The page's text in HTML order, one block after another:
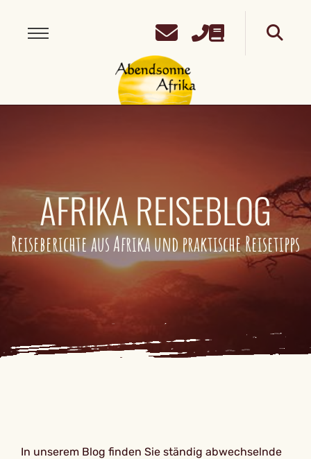
AFRIKA REISEBLOG
Reiseberichte aus Afrika und praktische Reisetipps
In unserem Blog finden Sie ständig abwechselnde